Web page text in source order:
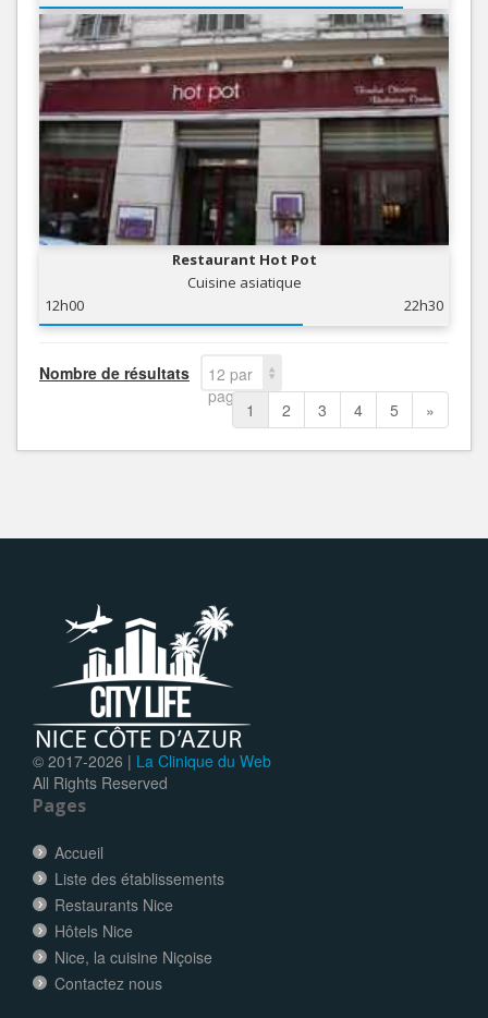
Restaurant Hot Pot
Cuisine asiatique
12h00
22h30
Nombre de résultats
12 par
page
1 2 3 4 5 »
© 2017-2026 | La Clinique du Web
All Rights Reserved
Pages
Accueil
Liste des établissements
Restaurants Nice
Hôtels Nice
Nice, la cuisine Niçoise
Contactez nous